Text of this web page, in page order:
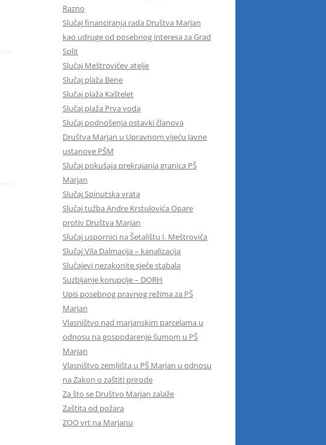
Razno
Slučaj financiranja rada Društva Marjan
kao udruge od posebnog interesa za Grad
Split
Slučaj Meštrovićev atelje
Slučaj plaža Bene
Slučaj plaža Kaštelet
Slučaj plaža Prva voda
Slučaj podnošenja ostavki članova
Društva Marjan u Upravnom vijeću Javne
ustanove PŠM
Slučaj pokušaja prekrajanja granica PŠ
Marjan
Slučaj Spinutska vrata
Slučaj tužba Andre Krstulovića Opare
protiv Društva Marjan
Slučaj uspornici na Šetalištu I. Meštrovića
Slučaj Vila Dalmacija – kanalizacija
Slučajevi nezakonite sječe stabala
Suzbijanje korupcije – DORH
Upis posebnog pravnog režima za PŠ
Marjan
Vlasništvo nad marjanskim parcelama u
odnosu na gospodarenje šumom u PŠ
Marjan
Vlasništvo zemljišta u PŠ Marjan u odnosu
na Zakon o zaštiti prirode
Za što se Društvo Marjan zalaže
Zaštita od požara
ZOO vrt na Marjanu